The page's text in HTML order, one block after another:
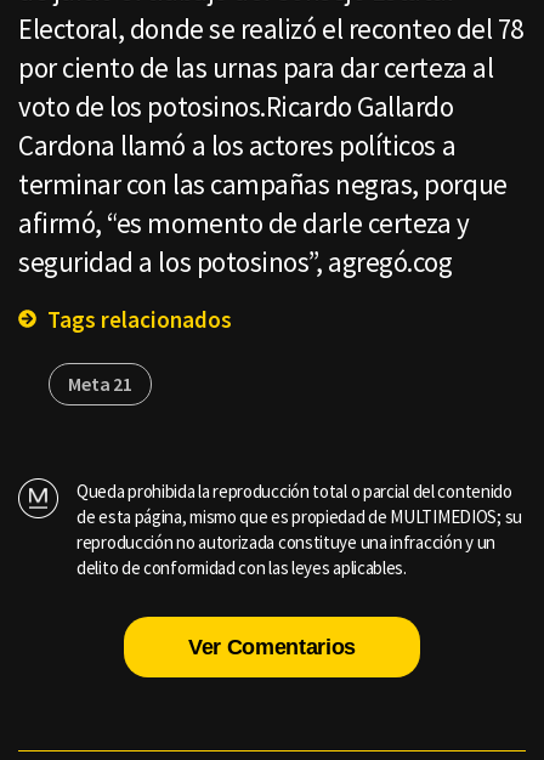
Electoral, donde se realizó el reconteo del 78
por ciento de las urnas para dar certeza al
voto de los potosinos.Ricardo Gallardo
Cardona llamó a los actores políticos a
terminar con las campañas negras, porque
afirmó, “es momento de darle certeza y
seguridad a los potosinos”, agregó.cog
Tags relacionados
Meta 21
Queda prohibida la reproducción total o parcial del contenido
de esta página, mismo que es propiedad de MULTIMEDIOS; su
reproducción no autorizada constituye una infracción y un
delito de conformidad con las leyes aplicables.
Ver Comentarios